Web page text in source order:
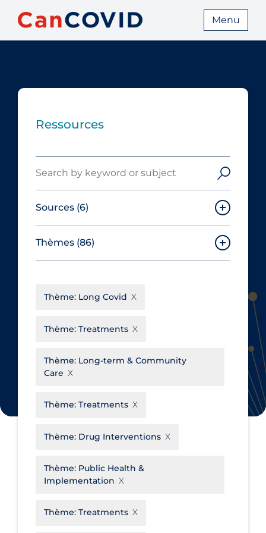
Menu
Ressources
Sources (6)
Canadian Agency for Drugs and
Technologies in Health
Cochrane Library
du Québec
Science Table
Thèmes (86)
Aerosols
Allied Healthcare
Business Re-opening
Communication Practices
Communications & Media
Community Prevention &
Transmission
Cost
Thème: Long Covid
Thème: Treatments
Thème: Long-term & Community
Care
Thème: Treatments
Thème: Drug Interventions
Thème: Public Health &
Implementation
Thème: Treatments